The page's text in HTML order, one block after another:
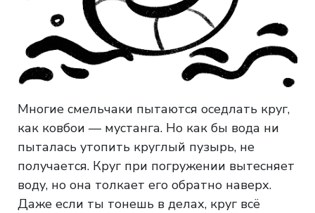
Многие смельчаки пытаются оседлать круг,
как ковбои — мустанга. Но как бы вода ни
пыталась утопить круглый пузырь, не
получается. Круг при погружении вытесняет
воду, но она толкает его обратно наверх.
Даже если ты тонешь в делах, круг всё